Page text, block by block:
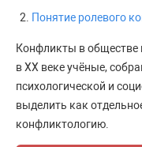
Понятие ролевого
Конфликты в обществе
в XX веке учёные,
психологической и
выделить как
конфликтологию.